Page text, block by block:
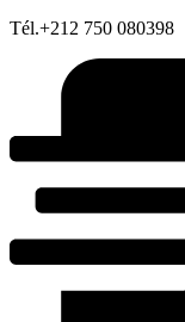
Tél.+212 750 080398